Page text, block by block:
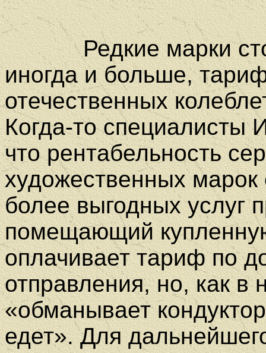
Редкие марки
иногда и больше,
отечественных
Когда-то специалисты
что рентабельность
художественных марок
более выгодных услуг
помещающий
оплачивает тариф по
отправления, но, как в
«обманывает
едет». Для